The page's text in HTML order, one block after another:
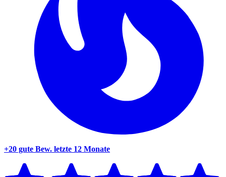
+20 gute Bew. letzte 12 Monate